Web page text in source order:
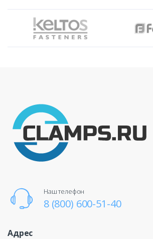
Наш телефон
8 (800) 600-51-40
Адрес